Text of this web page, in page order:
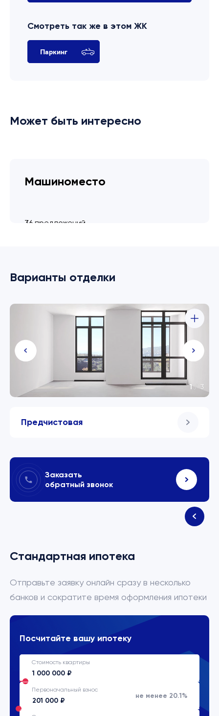
Смотреть так же в этом ЖК
Паркинг
Может быть интересно
Машиноместо
36 предложений
Варианты отделки
Предчистовая
1 /3
Заказать
обратный звонок
Стандартная ипотека
Отправьте заявку онлайн сразу в несколько
банков и сократите время оформления ипотеки
Посчитайте вашу ипотеку
Стоимость квартиры
Первоначальный взнос
не менее 20.1%